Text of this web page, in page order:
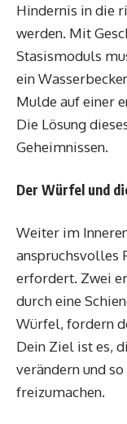
Hindernis in die
werden. Mit
Stasismoduls
ein
Mulde auf einer
Die Lösung
Geheimnissen.
Der Würfel und
Weiter im
anspruchsvolles
erfordert. Zwei
durch eine
Würfel, fordern
Dein Ziel ist es,
verändern und
freizumachen.